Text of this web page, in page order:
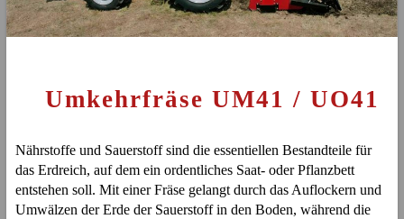
Umkehrfräse UM41 / UO41
Nährstoffe und Sauerstoff sind die essentiellen Bestandteile für
das Erdreich, auf dem ein ordentliches Saat- oder Pflanzbett
entstehen soll. Mit einer Fräse gelangt durch das Auflockern und
Umwälzen der Erde der Sauerstoff in den Boden, während die